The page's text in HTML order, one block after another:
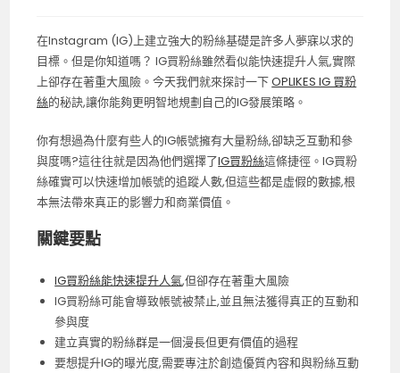
在Instagram (IG)上建立強大的粉絲基礎是許多人夢寐以求的
目標。但是你知道嗎？ IG買粉絲雖然看似能快速提升人氣,實際
上卻存在著重大風險。今天我們就來探討一下OPLIKES IG 買粉
絲的秘訣,讓你能夠更明智地規劃自己的IG發展策略。
你有想過為什麼有些人的IG帳號擁有大量粉絲,卻缺乏互動和參
與度嗎?這往往就是因為他們選擇了IG買粉絲這條捷徑。IG買粉
絲確實可以快速增加帳號的追蹤人數,但這些都是虛假的數據,根
本無法帶來真正的影響力和商業價值。
關鍵要點
IG買粉絲能快速提升人氣,但卻存在著重大風險
IG買粉絲可能會導致帳號被禁止,並且無法獲得真正的互動和
參與度
建立真實的粉絲群是一個漫長但更有價值的過程
要想提升IG的曝光度,需要專注於創造優質內容和與粉絲互動